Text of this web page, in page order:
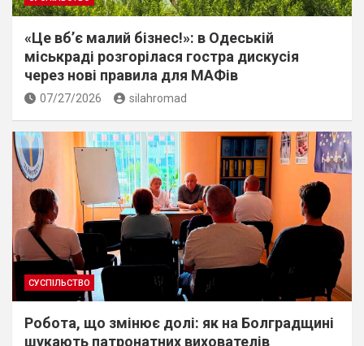
«Це вб’є малий бізнес!»: в Одеській
міськраді розгорілася гостра дискусія
через нові правила для МАФів
07/27/2026 silahromad
СУСПІЛЬСТВО
Робота, що змінює долі: як на Болградщині
шукають патронатних вихователів